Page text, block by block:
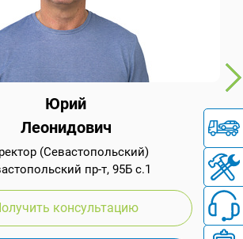
Юрий
Леонидович
(Севастопольский)
пр-т, 95Б с.1
консультацию